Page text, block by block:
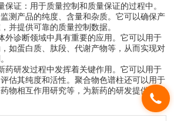
证：用于质量控制和质量保证的过程中。
测产品的纯度、含量和杂质。它可以确保产
并提供可靠的质量控制数据。
诊断领域中具有重要的应用。它可以用于
如蛋白质、肽段、代谢产物等，从而实现对
研发过程中发挥着关键作用。它可以用于
估其纯度和活性。聚合物色谱柱还可以用于
物相互作用研究等，为新药的研发提供重要